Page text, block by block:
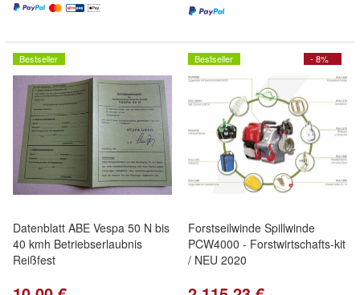
Bestseller
Datenblatt ABE Vespa 50 N bis
40 kmh Betriebserlaubnis
Reißfest
- 8%
Bestseller
Forstseilwinde Spillwinde
PCW4000 - Forstwirtschafts-kit
/ NEU 2020